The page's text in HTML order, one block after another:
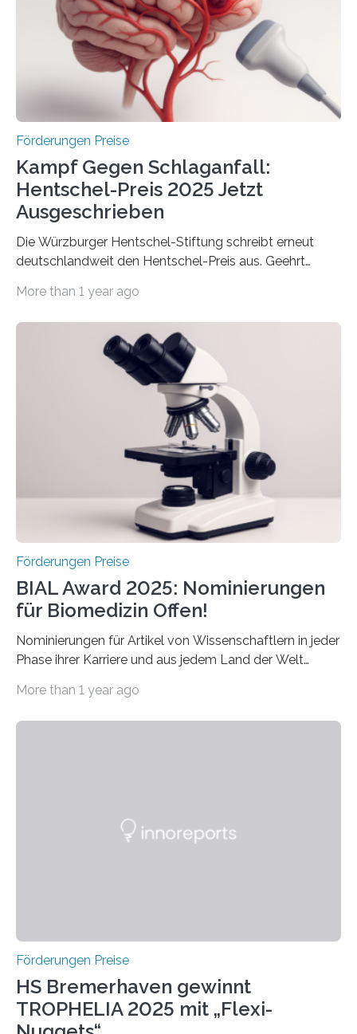
Innovationskompetenz INNO-KOM. Auf dem
Innovationstag Mittelstand 2025 am 5. Juni 2025 in
Berlin überbrachte das Bundesministerium für
Wirtschaft und Energie eine gute Nachricht:
Überplanmäßige Verpflichtungsermächtigungen in
Förderungen Preise
Kampf Gegen Schlaganfall:
Hentschel-Preis 2025 Jetzt
Ausgeschrieben
Die Würzburger Hentschel-Stiftung schreibt erneut
deutschlandweit den Hentschel-Preis aus. Geehrt
hochrangige wissenschaftliche Publikation zum Thema
Schlaganfall“ mit Sitz in Würzburg fördert die
Schlaganfallforschung, um die Behandlung der
Betroffenen zu verbessern. Dazu schreibt sie auch in
diesem Jahr wieder deutschlandweit den Hentschel-
Preis aus. Er richtet sich gezielt an jüngere
Forscherinnen und Forscher unter 40 Jahren. Geehrt
werden soll eine herausragende Doktorarbeit oder eine
hochrangige wissenschaftliche Publikation zum Thema
More than 1 year ago
Förderungen Preise
BIAL Award 2025: Nominierungen
für Biomedizin Offen!
Nominierungen für Artikel von Wissenschaftlern in jeder
Phase ihrer Karriere und aus jedem Land der Welt
Leben gerufen, um die bemerkenswertesten
Foundation, des BIAL Award in Biomedicine ist in
More than 1 year ago
Förderungen Preise
HS Bremerhaven gewinnt
TROPHELIA 2025 mit „Flexi-